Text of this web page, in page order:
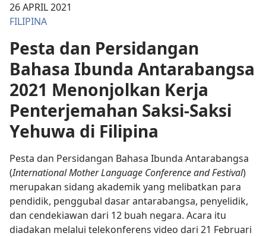
26 APRIL 2021
FILIPINA
Pesta dan Persidangan
Bahasa Ibunda Antarabangsa
2021 Menonjolkan Kerja
Penterjemahan Saksi-Saksi
Yehuwa di Filipina
Pesta dan Persidangan Bahasa Ibunda Antarabangsa
(International Mother Language Conference and Festival)
merupakan sidang akademik yang melibatkan para
pendidik, penggubal dasar antarabangsa, penyelidik,
dan cendekiawan dari 12 buah negara. Acara itu
diadakan melalui telekonferens video dari 21 Februari